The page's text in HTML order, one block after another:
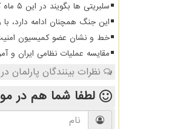
سلبریتی ها بگویند در این ۵ ماه کجا بودند که با آمریکا همصدا شدند
این جنگ همچنان ادامه دارد،
خط و نشان عضو کمیسیون امنیت
مقایسه عملیات نظامی ایران و
نظرات بینندگان پارلمان
لطفا شما هم در